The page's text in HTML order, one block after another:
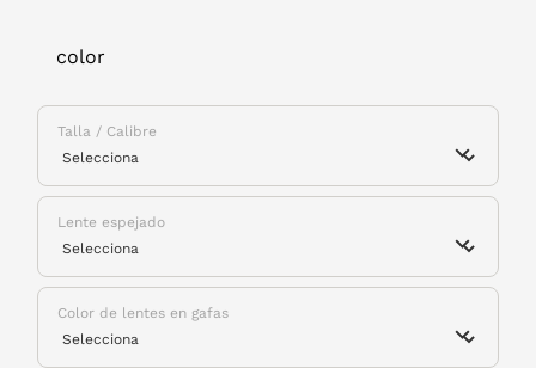
color
Talla / Calibre
Lente espejado
Color de lentes en gafas